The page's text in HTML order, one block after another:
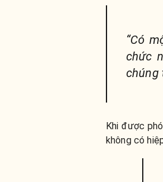
“Có
chức
chúng
Khi được
không có